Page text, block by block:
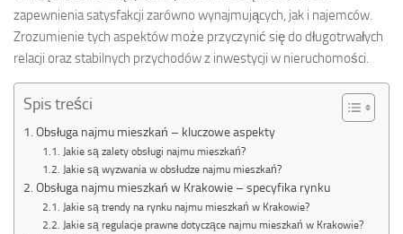
zapewnienia satysfakcji zarówno wynajmujących, jak i najemców.
Zrozumienie tych aspektów może przyczynić się do długotrwałych
relacji oraz stabilnych przychodów z inwestycji w nieruchomości.
Spis treści
Obsługa najmu mieszkań – kluczowe aspekty
Jakie są zalety obsługi najmu mieszkań?
Jakie są wyzwania w obsłudze najmu mieszkań?
Obsługa najmu mieszkań w Krakowie – specyfika rynku
Jakie są trendy na rynku najmu mieszkań w Krakowie?
Jakie są regulacje prawne dotyczące najmu mieszkań w Krakowie?